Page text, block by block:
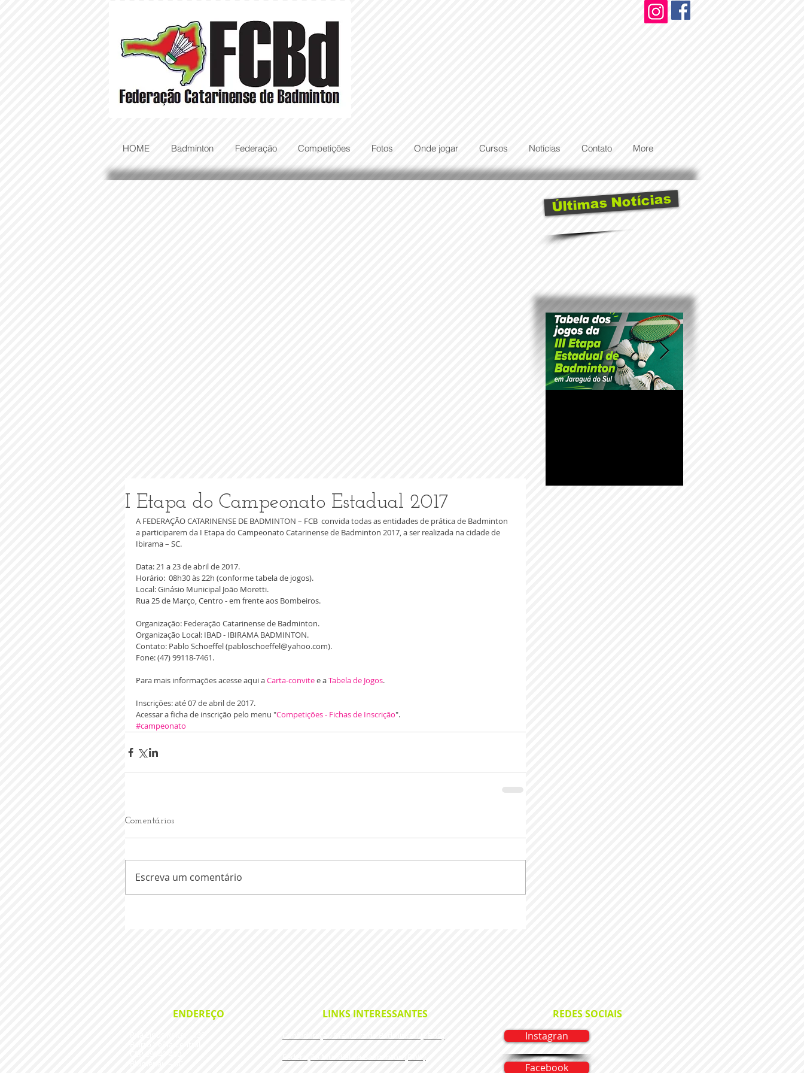
HOME Badminton Federação Competições Fotos Onde jogar Cursos Notícias Contato More
Últimas Notícias
I Etapa do Campeonato Estadual 2017
A FEDERAÇÃO CATARINENSE DE BADMINTON – FCB  convida todas as entidades de prática de Badminton
a participarem da I Etapa do Campeonato Catarinense de Badminton 2017, a ser realizada na cidade de
Ibirama – SC.
Data: 21 a 23 de abril de 2017.
Horário:  08h30 às 22h (conforme tabela de jogos).
Local: Ginásio Municipal João Moretti.
Rua 25 de Março, Centro - em frente aos Bombeiros.
Organização: Federação Catarinense de Badminton.
Organização Local: IBAD - IBIRAMA BADMINTON.
Contato: Pablo Schoeffel (pabloschoeffel@yahoo.com).
Fone: (47) 99118-7461.
Para mais informações acesse aqui a Carta-convite e a Tabela de Jogos.
Inscrições: até 07 de abril de 2017.
Acessar a ficha de inscrição pelo menu "Competições - Fichas de Inscrição".
#campeonato
Comentários
Escreva um comentário
ENDEREÇO LINKS INTERESSANTES
REDES SOCIAIS
Instagran
Facebook